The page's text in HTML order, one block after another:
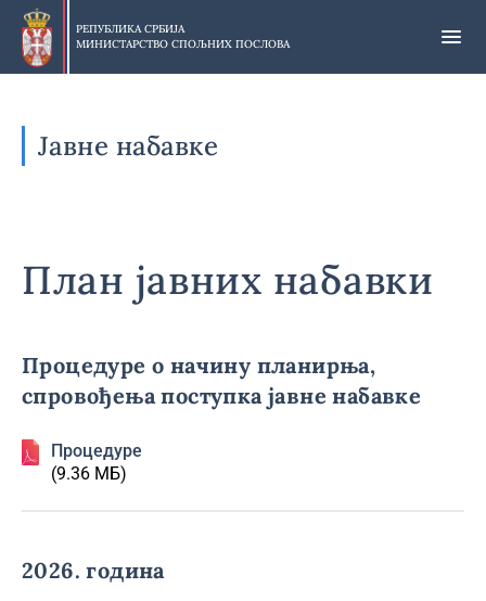
Прескочи
главни
део
РЕПУБЛИКА СРБИЈА
МИНИСТАРСТВО СПОЉНИХ ПОСЛОВА
Јавне набавке
План јавних набавки
Процедуре о начину планирња,
спровођења поступка јавне набавке
Процедуре
(9.36 МБ)
2026. година